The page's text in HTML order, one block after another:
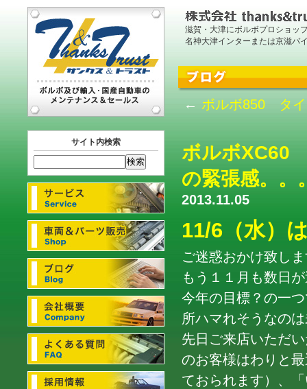
滋賀・大津にボルボプロショッ
名神大津インターまたは京滋バ
サイト内検索
← ボルボ850 タイ
ボルボXC60
の緊張感。。
2013.11.05
11/6（水）
ご迷惑おかけ致し
もう１１月も数日
今年の目標？の一
所ハマれそうなの
先日ご来店いただ
のお客様はわりと
ておられます）、